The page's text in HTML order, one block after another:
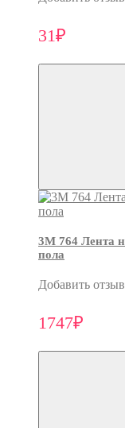
31₽
3M 764 Лента
пола
Добавить отзыв
1747₽